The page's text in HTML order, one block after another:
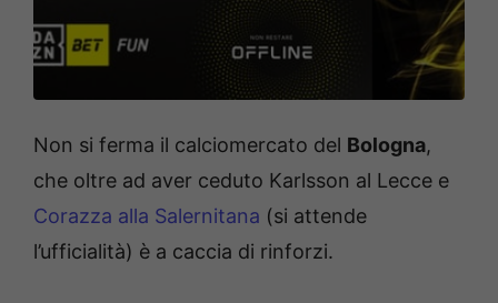
Non si ferma il calciomercato del Bologna,
che oltre ad aver ceduto Karlsson al Lecce e
Corazza alla Salernitana (si attende
l’ufficialità) è a caccia di rinforzi.